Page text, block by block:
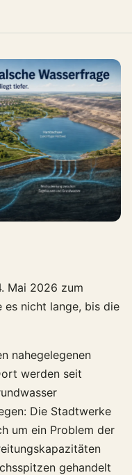
Mai 2026 zum
es nicht lange, bis die
nahegelegenen
werden seit
Die Stadtwerke
um ein Problem der
gehandelt